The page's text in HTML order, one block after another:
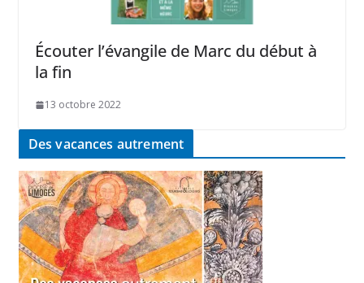
Écouter l’évangile de Marc du début à
la fin
13 octobre 2022
Des vacances autrement